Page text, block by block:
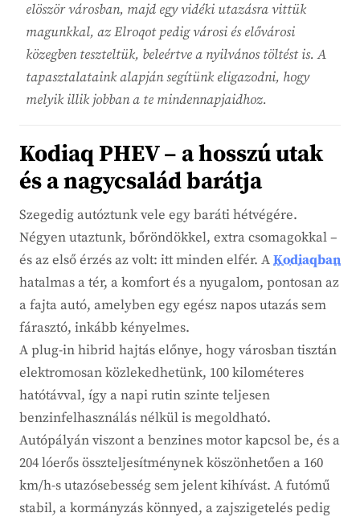
elöször városban, majd egy vidéki utazásra vittük
magunkkal, az Elroqot pedig városi és elővárosi
közegben teszteltük, beleértve a nyilvános töltést is. A
tapasztalataink alapján segítünk eligazodni, hogy
melyik illik jobban a te mindennapjaidhoz.
Kodiaq PHEV – a hosszú utak
és a nagycsalád barátja
Szegedig autóztunk vele egy baráti hétvégére.
Négyen utaztunk, bőröndökkel, extra csomagokkal –
és az első érzés az volt: itt minden elfér. AKodiaqban
hatalmas a tér, a komfort és a nyugalom, pontosan az
a fajta autó, amelyben egy egész napos utazás sem
fárasztó, inkább kényelmes.
A plug-in hibrid hajtás előnye, hogy városban tisztán
elektromosan közlekedhetünk, 100 kilométeres
hatótávval, így a napi rutin szinte teljesen
benzinfelhasználás nélkül is megoldható.
Autópályán viszont a benzines motor kapcsol be, és a
204 lóerős összteljesítménynek köszönhetően a 160
km/h-s utazósebesség sem jelent kihívást. A futómű
stabil, a kormányzás könnyed, a zajszigetelés pedig